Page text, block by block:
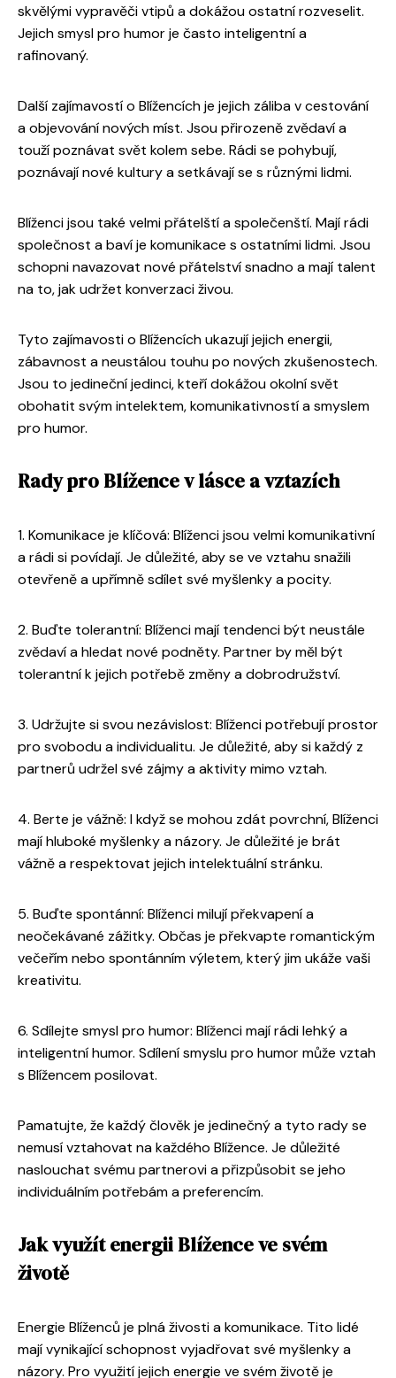
skvělými vypravěči vtipů a dokážou ostatní rozveselit.
Jejich smysl pro humor je často inteligentní a
rafinovaný.
Další zajímavostí o Blížencích je jejich záliba v cestování
a objevování nových míst. Jsou přirozeně zvědaví a
touží poznávat svět kolem sebe. Rádi se pohybují,
poznávají nové kultury a setkávají se s různými lidmi.
Blíženci jsou také velmi přátelští a společenští. Mají rádi
společnost a baví je komunikace s ostatními lidmi. Jsou
schopni navazovat nové přátelství snadno a mají talent
na to, jak udržet konverzaci živou.
Tyto zajímavosti o Blížencích ukazují jejich energii,
zábavnost a neustálou touhu po nových zkušenostech.
Jsou to jedineční jedinci, kteří dokážou okolní svět
obohatit svým intelektem, komunikativností a smyslem
pro humor.
Rady pro Blížence v lásce a vztazích
1. Komunikace je klíčová: Blíženci jsou velmi komunikativní
a rádi si povídají. Je důležité, aby se ve vztahu snažili
otevřeně a upřímně sdílet své myšlenky a pocity.
2. Buďte tolerantní: Blíženci mají tendenci být neustále
zvědaví a hledat nové podněty. Partner by měl být
tolerantní k jejich potřebě změny a dobrodružství.
3. Udržujte si svou nezávislost: Blíženci potřebují prostor
pro svobodu a individualitu. Je důležité, aby si každý z
partnerů udržel své zájmy a aktivity mimo vztah.
4. Berte je vážně: I když se mohou zdát povrchní, Blíženci
mají hluboké myšlenky a názory. Je důležité je brát
vážně a respektovat jejich intelektuální stránku.
5. Buďte spontánní: Blíženci milují překvapení a
neočekávané zážitky. Občas je překvapte romantickým
večeřím nebo spontánním výletem, který jim ukáže vaši
kreativitu.
6. Sdílejte smysl pro humor: Blíženci mají rádi lehký a
inteligentní humor. Sdílení smyslu pro humor může vztah
s Blížencem posilovat.
Pamatujte, že každý člověk je jedinečný a tyto rady se
nemusí vztahovat na každého Blížence. Je důležité
naslouchat svému partnerovi a přizpůsobit se jeho
individuálním potřebám a preferencím.
Jak využít energii Blížence ve svém
životě
Energie Blíženců je plná živosti a komunikace. Tito lidé
mají vynikající schopnost vyjadřovat své myšlenky a
názory. Pro využití jejich energie ve svém životě je